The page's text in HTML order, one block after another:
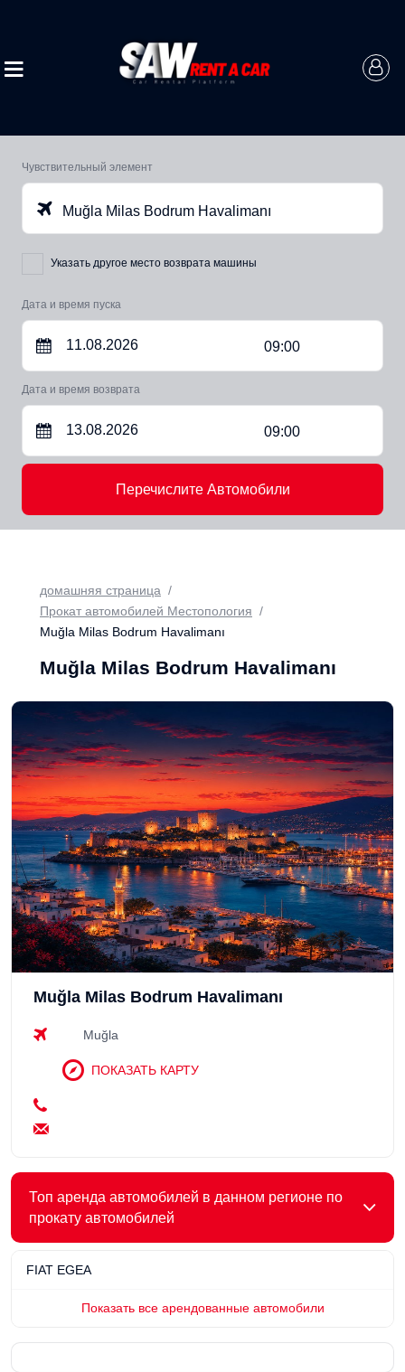
Чувствительный элемент
Muğla Milas Bodrum Havalimanı
Указать другое место возврата машины
Дата и время пуска
09:00
Дата и время возврата
09:00
Перечислите Автомобили
домашняя страница
Прокат автомобилей Местопология
Muğla Milas Bodrum Havalimanı
Muğla Milas Bodrum Havalimanı
Muğla Milas Bodrum Havalimanı
Muğla
ПОКАЗАТЬ КАРТУ
Топ аренда автомобилей в данном регионе по
прокату автомобилей
FIAT EGEA
Показать все арендованные автомобили